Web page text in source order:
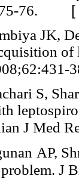
76. [
JK,
S,
J Med
AP,
J